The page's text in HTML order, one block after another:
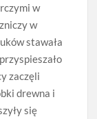
w
w
stawała
zaczęli
drewna i
się